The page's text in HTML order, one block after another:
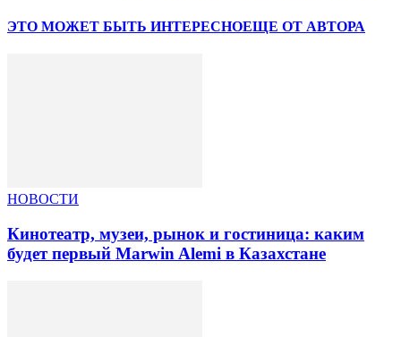
ЭТО МОЖЕТ БЫТЬ ИНТЕРЕСНОЕЩЕ ОТ АВТОРА
НОВОСТИ
Кинотеатр, музеи, рынок и гостиница: каким
будет первый Marwin Alemi в Казахстане